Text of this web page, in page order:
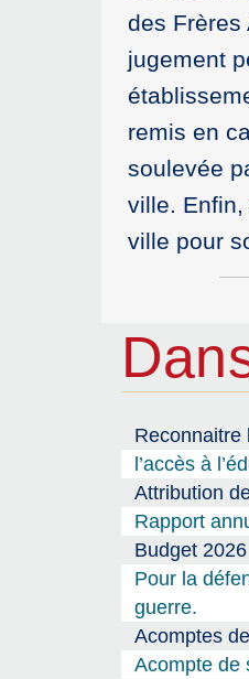
des Frères
jugement
remis en
soulevée
ville. Enfin,
ville pour
Reconnaitre
l’accès à
Attribution
Rapport
Budget 2026
Pour la
guerre.
Acomptes
Acompte de